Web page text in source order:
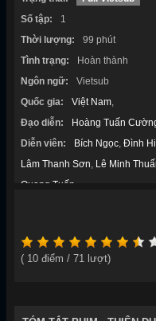
Số tập:
1
Thời lượng:
99 phút
Tình trạng:
Hoàn thành
Ngôn ngữ:
Vietsub
Quốc gia:
Việt Nam,
Đạo diễn:
Hoàng Tuấn
Diễn viên:
Bích Ngọc, Đình
Lâm Thanh Sơn, Lê Minh
Quang Tuấn
( 10 điểm / 71 lượt)